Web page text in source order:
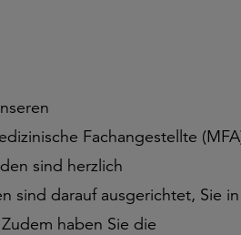
Fachangestellte
sind herzlich
sind darauf ausgerichtet, Sie in
haben Sie die